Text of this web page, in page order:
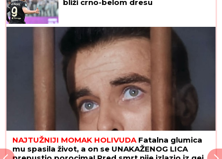
bliži crno-belom dresu
NAJTUŽNIJI MOMAK HOLIVUDAFatalna glumica
mu spasila život, a on se UNAKAŽENOG LICA